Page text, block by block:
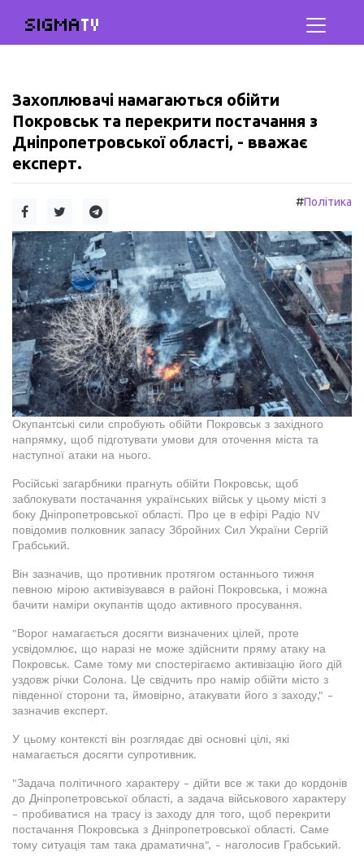
SIGMATV
Захоплювачі намагаються обійти
Покровськ та перекрити постачання з
Дніпропетровської області, - вважає
експерт.
#Політика
Окупантські сили спробують обійти Покровськ з західного
напрямку, щоб підготувати умови для оточення міста та
наступної атаки на нього.
Російські загарбники прагнуть обійти Покровськ, щоб
заблокувати постачання українських військ у цьому місті з
боку Дніпропетровської області. Про це в ефірі Радіо NV
повідомив полковник запасу Збройних Сил України Сергій
Грабський.
Він зазначив, що противник протягом останнього тижня
певною мірою активізувався в районі Покровська, і можна
бачити наміри окупантів щодо активного просування.
"Ворог намагається досягти визначених цілей, проте
усвідомлює, що наразі не може здійснити пряму атаку на
Покровськ. Саме тому ми спостерігаємо активізацію його дій
уздовж річки Солона. Це свідчить про намір обійти місто з
південної сторони та, ймовірно, атакувати його з заходу," -
зазначив експерт.
У цьому контексті він розглядає дві основні цілі, які
намагається досягти супротивник.
"Задача політичного характеру - дійти все ж таки до кордонів
до Дніпропетровської області, а задача військового характеру
- пробиватися на трасу із заходу для того, щоб перекрити
постачання Покровська з Дніпропетровської області. Саме
тому ситуація там така драматична", - наголосив Грабський.